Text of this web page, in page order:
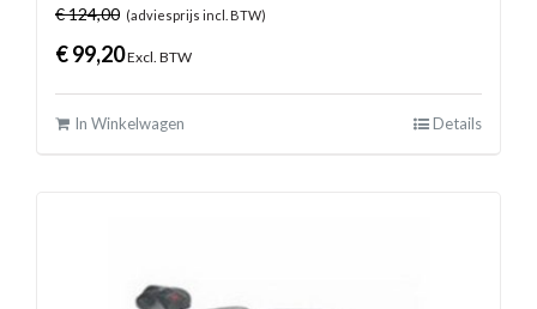
€124,00 (adviesprijs incl. BTW)
€99,20Excl. BTW
In Winkelwagen Details